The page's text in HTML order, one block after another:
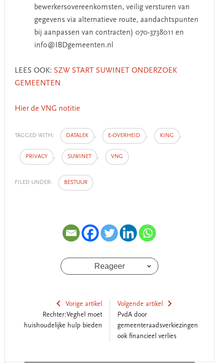
bewerkersovereenkomsten, veilig versturen van
gegevens via alternatieve route, aandachtspunten
bij aanpassen van contracten) 070-3738011 en
info@IBDgemeenten.nl
LEES OOK: SZW START SUWINET ONDERZOEK
GEMEENTEN
Hier de VNG notitie
TAGGED WITH: DATALEK , E-OVERHEID , KING ,
PRIVACY , SUWINET , VNG
FILED UNDER: BESTUUR
Reageer
Vorige artikel
Rechter:Veghel moet
huishoudelijke hulp bieden
Volgende artikel
PvdA door
gemeenteraadsverkiezingen
ook financieel verlies